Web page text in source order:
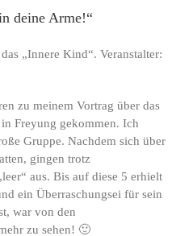
deine Arme!“
„Innere Kind“. Veranstalter:
zu meinem Vortrag über das
Freyung gekommen. Ich
Gruppe. Nachdem sich über
gingen trotz
aus. Bis auf diese 5 erhielt
ein Überraschungsei für sein
war von den
zu sehen! 🙂